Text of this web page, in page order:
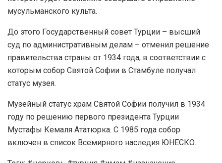
мусульманского культа.
До этого Государственный совет Турции – высший
суд по административным делам – отменил решение
правительства страны от 1934 года, в соответствии с
которым собор Святой Софии в Стамбуле получал
статус музея.
Музейный статус храм Святой Софии получил в 1934
году по решению первого президента Турции
Мустафы Кемаля Ататюрка. С 1985 года собор
включен в список Всемирного наследия ЮНЕСКО.